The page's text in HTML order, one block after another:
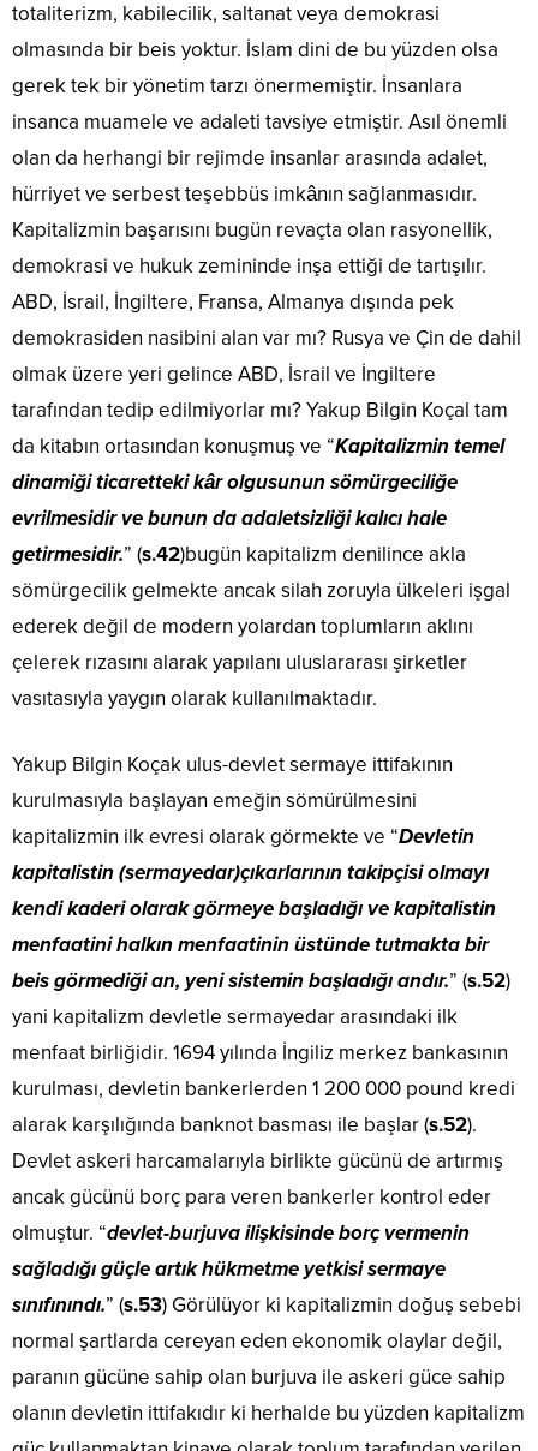
totaliterizm, kabilecilik, saltanat veya demokrasi
olmasında bir beis yoktur. İslam dini de bu yüzden olsa
gerek tek bir yönetim tarzı önermemiştir. İnsanlara
insanca muamele ve adaleti tavsiye etmiştir. Asıl önemli
olan da herhangi bir rejimde insanlar arasında adalet,
hürriyet ve serbest teşebbüs imkânın sağlanmasıdır.
Kapitalizmin başarısını bugün revaçta olan rasyonellik,
demokrasi ve hukuk zemininde inşa ettiği de tartışılır.
ABD, İsrail, İngiltere, Fransa, Almanya dışında pek
demokrasiden nasibini alan var mı? Rusya ve Çin de dahil
olmak üzere yeri gelince ABD, İsrail ve İngiltere
tarafından tedip edilmiyorlar mı? Yakup Bilgin Koçal tam
da kitabın ortasından konuşmuş ve “Kapitalizmin temel
dinamiği ticaretteki kâr olgusunun sömürgeciliğe
evrilmesidir ve bunun da adaletsizliği kalıcı hale
getirmesidir.” (s.42)bugün kapitalizm denilince akla
sömürgecilik gelmekte ancak silah zoruyla ülkeleri işgal
ederek değil de modern yolardan toplumların aklını
çelerek rızasını alarak yapılanı uluslararası şirketler
vasıtasıyla yaygın olarak kullanılmaktadır.
Yakup Bilgin Koçak ulus-devlet sermaye ittifakının
kurulmasıyla başlayan emeğin sömürülmesini
kapitalizmin ilk evresi olarak görmekte ve “Devletin
kapitalistin (sermayedar)çıkarlarının takipçisi olmayı
kendi kaderi olarak görmeye başladığı ve kapitalistin
menfaatini halkın menfaatinin üstünde tutmakta bir
beis görmediği an, yeni sistemin başladığı andır.” (s.52)
yani kapitalizm devletle sermayedar arasındaki ilk
menfaat birliğidir. 1694 yılında İngiliz merkez bankasının
kurulması, devletin bankerlerden 1 200 000 pound kredi
alarak karşılığında banknot basması ile başlar (s.52).
Devlet askeri harcamalarıyla birlikte gücünü de artırmış
ancak gücünü borç para veren bankerler kontrol eder
olmuştur. “devlet-burjuva ilişkisinde borç vermenin
sağladığı güçle artık hükmetme yetkisi sermaye
sınıfınındı.” (s.53) Görülüyor ki kapitalizmin doğuş sebebi
normal şartlarda cereyan eden ekonomik olaylar değil,
paranın gücüne sahip olan burjuva ile askeri güce sahip
olanın devletin ittifakıdır ki herhalde bu yüzden kapitalizm